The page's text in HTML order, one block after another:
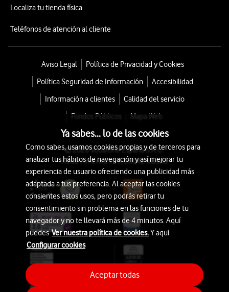
Localiza tu tienda física
Teléfonos de atención al cliente
Aviso Legal
Política de Privacidad y Cookies
Política Seguridad de Información
Accesibilidad
Información a clientes
Calidad del servicio
Fondos Públicos
Mapa Web
© 2026 Vodafone España S.A.U.
Avda. América 115, 28042 Madrid
Ya sabes... lo de las cookies
Como sabes, usamos cookies propias y de terceros para
analizar tus hábitos de navegación y así mejorar tu
experiencia de usuario ofreciendo una publicidad más
adaptada a tus preferencia. Al aceptar las cookies
consientes estos usos, pero podrás retirar tu
consentimiento sin problema en las funciones de tu
navegador y no te llevará más de 4 minutos. Aquí
puedesVer nuestra política de cookies.Y aquí
Configurar cookies
Aceptar todas